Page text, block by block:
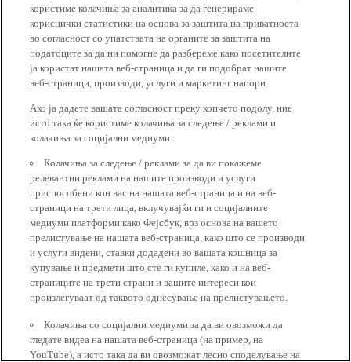
користиме колачиња за аналитика за да генерираме
кориснички статистики на основа за заштита на приватноста
во согласност со упатствата на органите за заштита на
податоците за да ни помогне да разбереме како посетителите
ја користат нашата веб-страница и да ги подобрат нашите
веб-страници, производи, услуги и маркетинг напори.
Ако ја дадете вашата согласност преку копчето подолу, ние
исто така ќе користиме колачиња за следење / реклами и
колачиња за социјални медиуми:
Колачиња за следење / реклами за да ви покажеме
релевантни реклами на нашите производи и услуги
приспособени кон вас на нашата веб-страница и на веб-
страници на трети лица, вклучувајќи ги и социјалните
медиуми платформи како Фејсбук, врз основа на вашето
прелистување на нашата веб-страница, како што се производи
и услуги видени, ставки додадени во вашата кошница за
купување и предмети што сте ги купиле, како и на веб-
страниците на трети страни и вашите интереси кои
произлегуваат од таквото однесување на прелистувањето.
Колачиња со социјални медиуми за да ви овозможи да
гледате видеа на нашата веб-страница (на пример, на
YouTube), а исто така да ви овозможат лесно споделување на